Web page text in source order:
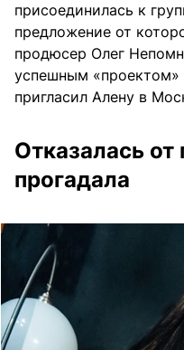
присоединилась к
предложение от
продюсер Олег
успешным
пригласил Алену в
Отказалась
прогадала